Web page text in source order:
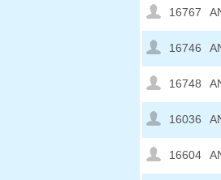
16767
16746
16748
16036
16604